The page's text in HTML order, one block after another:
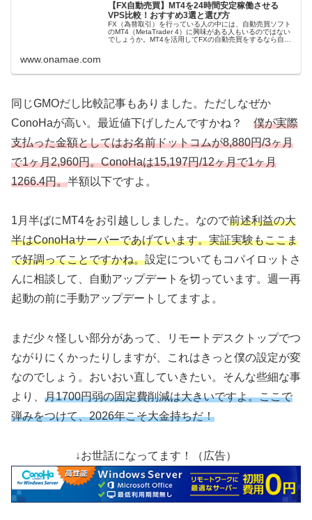
【FX自動売買】MT4を24時間安定稼働させる
VPS比較！おすすめ3選と選び方
FX（為替取引）を行っている人の中には、自動売買ソフト
のMT4（MetaTrader 4）に興味がある人もいるのではない
でしょうか。MT4を活用してFXの自動売買をするなら自分
www.onamae.com
同じGMOだし比較記事もありました。ただしなぜか
ConoHaが高い。最近値下げしたんですかね？ 僕が実際
支払った金額としてはお名前ドットコムが8,880円/3ヶ月
で1ヶ月2,960円。ConoHaは15,197円/12ヶ月で1ヶ月
1266.4円。半額以下ですよ。
1月半ばにMT4をお引越ししました。なので前述利益の大
半はConoHaサーバーであげています。実証実験もここま
で好調ってことですかね。設定についてもコパイロットさ
んに相談して、自動アップデートを切っています。週一再
起動の前に手動アップデートしてますよ。
まだ少々怪しい部分があって、リモートデスクトップでつ
ながりにくかったりしますが、これはきっと僕の設定が変
なのでしょう。おいおい直していきたい。そんな些細な事
より、 月1700円弱の固定費削減は大きいですよ。ここで
弾みをつけて、2026年こそ大金持ちだ！
↓お世話になってます！（広告）